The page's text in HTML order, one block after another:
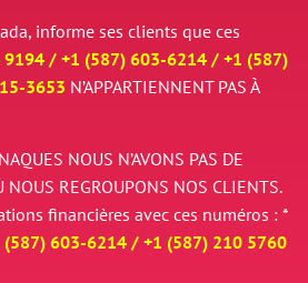
informe ses clients que ces
9194 / +1 (587) 603-6214 / +1 (587)
3653 N’APPARTIENNENT PAS À
NOUS N’AVONS PAS DE
NOUS REGROUPONS NOS CLIENTS.
financières avec ces numéros : *
(587) 603-6214 / +1 (587) 210 5760